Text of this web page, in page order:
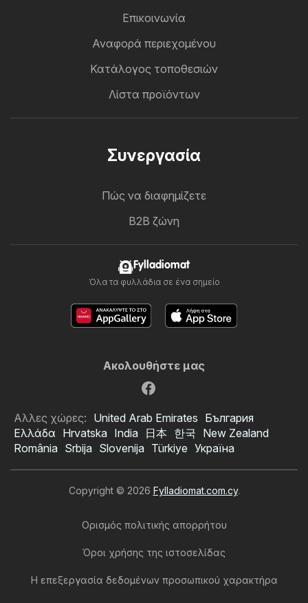
Επικοινωνία
Αναφορά περιεχομένου
Κατάλογος τοποθεσιών
Λίστα προϊόντων
Συνεργασία
Πώς να διαφημίζετε
B2B ζώνη
Fylladiomat
Όλα τα φυλλάδια σε ένα σημείο
Ακολουθήστε μας
Αλλες χώρες: United Arab Emirates България
Ελλάδα Hrvatska India 日本 한국 New Zealand
România Srbija Slovenija Türkiye Україна
Copyright © 2026 Fylladiomat.com.cy.
Ορισμός πολιτικής απορρήτου
Όροι χρήσης της ιστοσελίδας
Η επεξεργασία δεδομένων προσωπικού χαρακτήρα